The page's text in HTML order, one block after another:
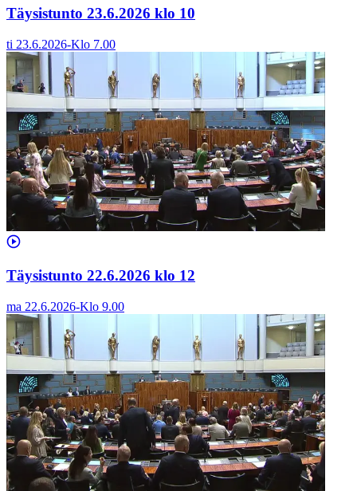
Täysistunto 23.6.2026 klo 10
ti 23.6.2026-Klo 7.00
Täysistunto 22.6.2026 klo 12
ma 22.6.2026-Klo 9.00